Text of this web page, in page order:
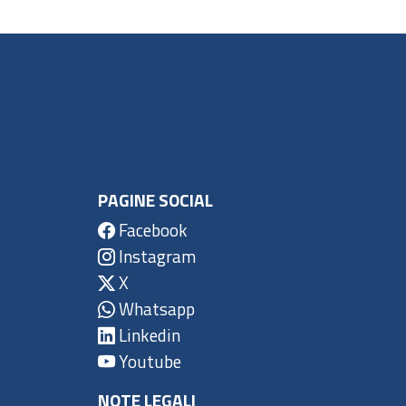
PAGINE SOCIAL
Facebook
Instagram
X
Whatsapp
Linkedin
Youtube
NOTE LEGALI